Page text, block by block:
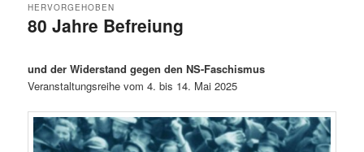
80 Jahre Befreiung
HERVORGEHOBEN
und der Widerstand gegen den NS-Faschismus
Veranstaltungsreihe vom 4. bis 14. Mai 2025